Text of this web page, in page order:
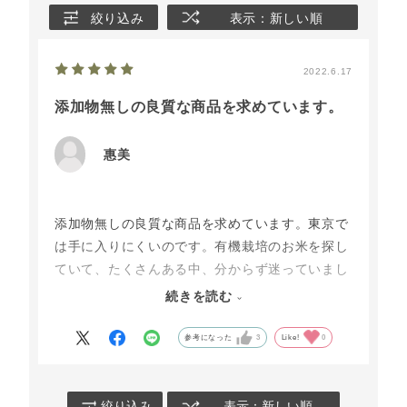
絞り込み 表示：新しい順
2022.6.17
添加物無しの良質な商品を求めています。
惠美
添加物無しの良質な商品を求めています。東京で
は手に入りにくいのです。有機栽培のお米を探し
ていて、たくさんある中、分からず迷っていまし
た。そこで去年の新米を購入して、まず玄米を炊
く続けて食べていたら、なんと！長い間苦しんで
続きを読む
参考になった 3 Like! 0